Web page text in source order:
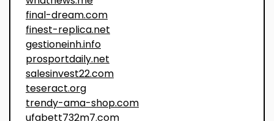
final-dream.com
finest-replica.net
gestioneinh.info
prosportdaily.net
salesinvest22.com
teseract.org
trendy-ama-shop.com
ufabett732m7.com